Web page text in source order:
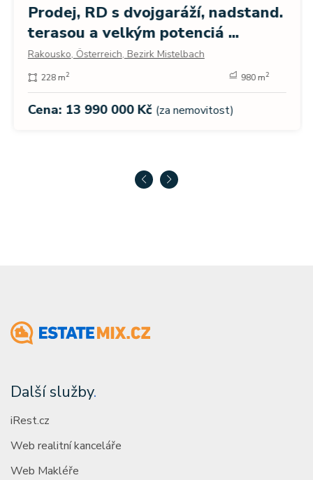
Prodej, RD s dvojgaráží, nadstand.
terasou a velkým potenciá ...
Rakousko, Österreich, Bezirk Mistelbach
228 m2 980 m2
Cena: 13 990 000 Kč (za nemovitost)
Další služby.
iRest.cz
Web realitní kanceláře
Web Makléře